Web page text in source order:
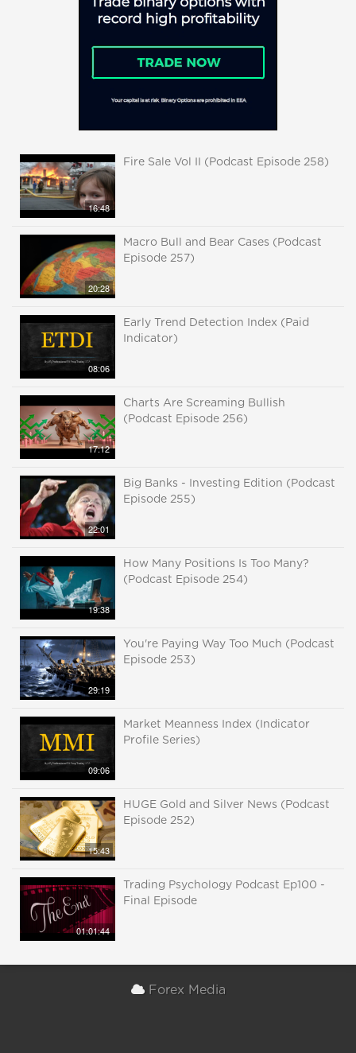
16:48
Fire Sale Vol II (Podcast Episode 258)
20:28
Macro Bull and Bear Cases (Podcast
Episode 257)
08:06
Early Trend Detection Index (Paid
Indicator)
17:12
Charts Are Screaming Bullish
(Podcast Episode 256)
22:01
Big Banks - Investing Edition (Podcast
Episode 255)
19:38
How Many Positions Is Too Many?
(Podcast Episode 254)
29:19
You're Paying Way Too Much (Podcast
Episode 253)
09:06
Market Meanness Index (Indicator
Profile Series)
15:43
HUGE Gold and Silver News (Podcast
Episode 252)
01:01:44
Trading Psychology Podcast Ep100 -
Final Episode
Forex Media